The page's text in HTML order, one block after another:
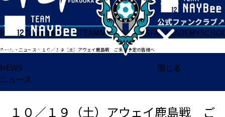
閉じる
HOMETICKETMATCHTEAMNEWSGOODSFANACADEMY
ホーム > ニュース > １０／１９（土）アウェイ鹿島戦 ご来場予定の皆様へ
NEWS
ニュース
１０／１９（土）アウェイ鹿島戦 ご